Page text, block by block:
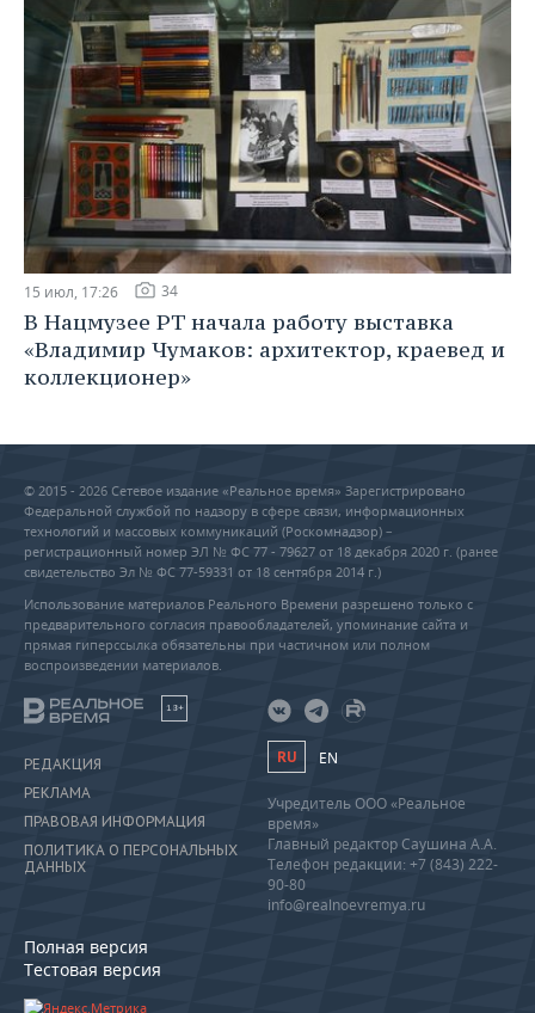
15 июл, 17:26 34
В Нацмузее РТ начала работу выставка
«Владимир Чумаков: архитектор, краевед и
коллекционер»
© 2015 - 2026 Сетевое издание «Реальное время» Зарегистрировано
Федеральной службой по надзору в сфере связи, информационных
технологий и массовых коммуникаций (Роскомнадзор) –
регистрационный номер ЭЛ № ФС 77 - 79627 от 18 декабря 2020 г. (ранее
свидетельство Эл № ФС 77-59331 от 18 сентября 2014 г.)
Использование материалов Реального Времени разрешено только с
предварительного согласия правообладателей, упоминание сайта и
прямая гиперссылка обязательны при частичном или полном
воспроизведении материалов.
18+
РЕДАКЦИЯ
РЕКЛАМА
ПРАВОВАЯ ИНФОРМАЦИЯ
ПОЛИТИКА О ПЕРСОНАЛЬНЫХ
ДАННЫХ
Полная версия
Тестовая версия
RU EN
Учредитель ООО «Реальное
время»
Главный редактор Саушина А.А.
Телефон редакции: +7 (843) 222-
90-80
info@realnoevremya.ru